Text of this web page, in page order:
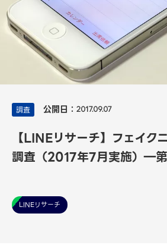
調査 公開日： 2017.09.07
【LINEリサーチ】フェイク
調査（2017年7月実施）―
LINEリサーチ